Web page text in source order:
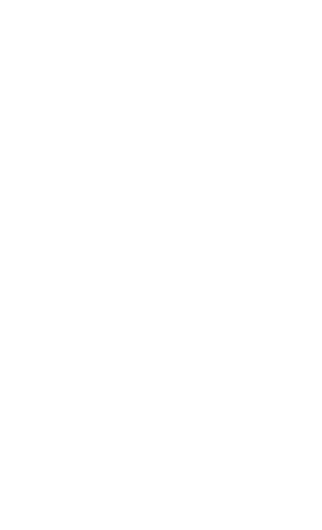
Mahlzeit täglich die Variabilität